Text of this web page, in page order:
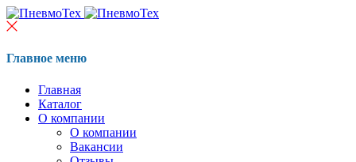
Главное меню
Главная
Каталог
О компании
О компании
Вакансии